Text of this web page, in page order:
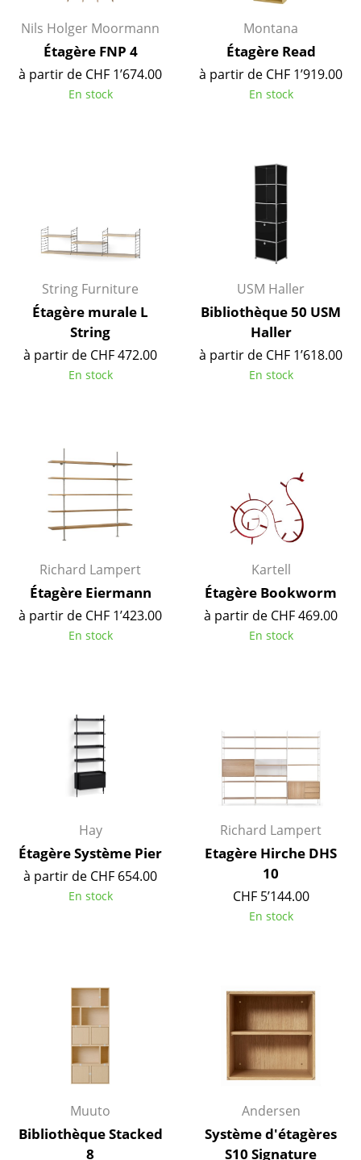
Tables enfants
Table de jardin
Étagères & Armoires
Bibliothèques
Étagères murales
Buffets & Commodes
Meubles TV
Garde-robes
Petits rangements
Pièces détachées
... voir tous les rangements
Luminaires
Suspensions & Plafonniers
Lampadaires et Liseuses
Lampes de sol
Luminaires d’extérieur
Lampes sans fil
... voir tous les luminaires
Lits simples
Lits enfants
... voir tous les lits
Nils Holger Moormann
Étagère FNP 4
à partir de CHF 1’674.00
En stock
Montana
Étagère Read
à partir de CHF 1’919.00
En stock
String Furniture
Étagère murale L
String
à partir de CHF 472.00
En stock
USM Haller
Bibliothèque 50 USM
Haller
à partir de CHF 1’618.00
En stock
Richard Lampert
Étagère Eiermann
à partir de CHF 1’423.00
En stock
Kartell
Étagère Bookworm
à partir de CHF 469.00
En stock
Hay
Étagère Système Pier
à partir de CHF 654.00
En stock
Richard Lampert
Etagère Hirche DHS
10
CHF 5’144.00
En stock
Muuto
Bibliothèque Stacked
8
Andersen
Système d'étagères
S10 Signature